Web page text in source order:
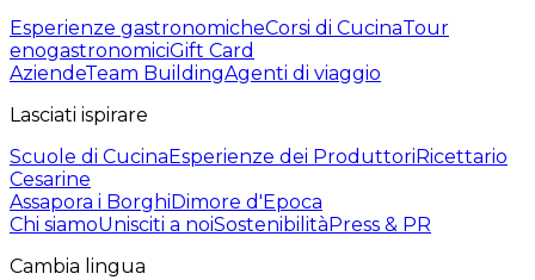
Esperienze gastronomicheCorsi di CucinaTour
enogastronomiciGift Card
AziendeTeam BuildingAgenti di viaggio
Lasciati ispirare
Scuole di CucinaEsperienze dei ProduttoriRicettario
Cesarine
Assapora i BorghiDimore d'Epoca
Chi siamoUnisciti a noiSostenibilitàPress & PR
Cambia lingua